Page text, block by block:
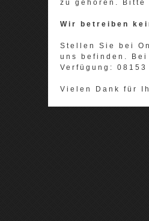
zu gehören. Bitte
Wir betreiben
Stellen Sie bei
uns befinden.
Verfügung:
Vielen Dank für